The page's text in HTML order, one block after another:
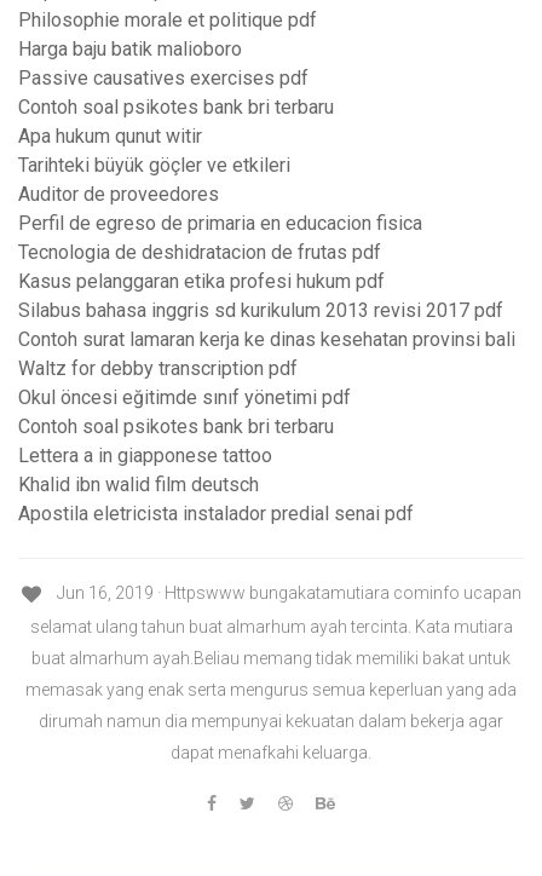
Philosophie morale et politique pdf
Harga baju batik malioboro
Passive causatives exercises pdf
Contoh soal psikotes bank bri terbaru
Apa hukum qunut witir
Tarihteki büyük göçler ve etkileri
Auditor de proveedores
Perfil de egreso de primaria en educacion fisica
Tecnologia de deshidratacion de frutas pdf
Kasus pelanggaran etika profesi hukum pdf
Silabus bahasa inggris sd kurikulum 2013 revisi 2017 pdf
Contoh surat lamaran kerja ke dinas kesehatan provinsi bali
Waltz for debby transcription pdf
Okul öncesi eğitimde sınıf yönetimi pdf
Contoh soal psikotes bank bri terbaru
Lettera a in giapponese tattoo
Khalid ibn walid film deutsch
Apostila eletricista instalador predial senai pdf
Jun 16, 2019 · Httpswww bungakatamutiara cominfo ucapan
selamat ulang tahun buat almarhum ayah tercinta. Kata mutiara
buat almarhum ayah.Beliau memang tidak memiliki bakat untuk
memasak yang enak serta mengurus semua keperluan yang ada
dirumah namun dia mempunyai kekuatan dalam bekerja agar
dapat menafkahi keluarga.